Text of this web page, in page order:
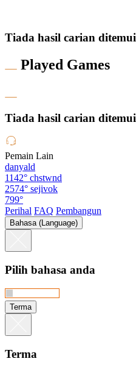
Tiada hasil carian ditemui
Played Games
Tiada hasil carian ditemui
Pemain Lain
danyald
1142° chstwnd
2574° sejivok
799°
Perihal FAQ Pembangun
Bahasa (Language)
Pilih bahasa anda
Terma
Terma